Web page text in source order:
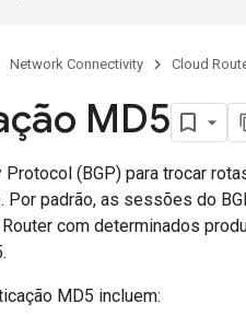
Network Connectivity Cloud
MD5
(BGP) para trocar
padrão, as sessões do
com determinados
MD5 incluem: